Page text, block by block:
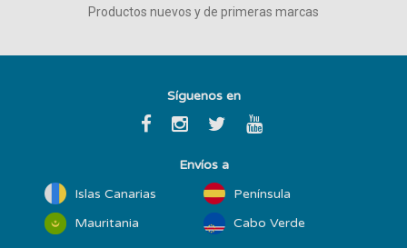
Productos nuevos y de primeras marcas
Síguenos en
Envíos a
Islas Canarias
Península
Mauritania
Cabo Verde